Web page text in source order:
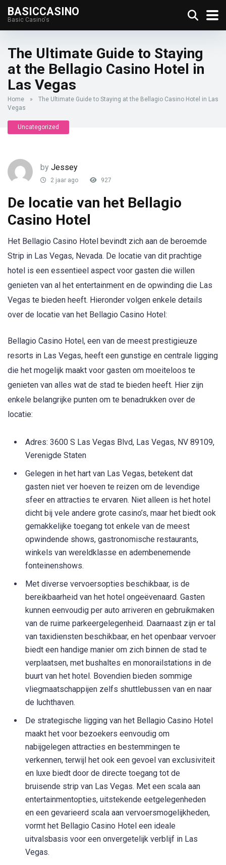
BASICCASINO
Basic Casino's
The Ultimate Guide to Staying
at the Bellagio Casino Hotel in
Las Vegas
Home »
The Ultimate Guide to Staying at the Bellagio Casino Hotel in Las
Vegas
Uncategorized
by Jessey
2 jaar ago 927
De locatie van het Bellagio
Casino Hotel
Het Bellagio Casino Hotel bevindt zich aan de beroemde
Strip in Las Vegas, Nevada. De locatie van dit prachtige
hotel is een essentieel aspect voor gasten die willen
genieten van al het entertainment en de opwinding die Las
Vegas te bieden heeft. Hieronder volgen enkele details
over de locatie van het Bellagio Casino Hotel:
Bellagio Casino Hotel, een van de meest prestigieuze
resorts in Las Vegas, heeft een gunstige en centrale ligging
die het mogelijk maakt voor gasten om moeiteloos te
genieten van alles wat de stad te bieden heeft. Hier zijn
enkele belangrijke punten om te benadrukken over de
locatie:
Adres: 3600 S Las Vegas Blvd, Las Vegas, NV 89109,
Verenigde Staten
Gelegen in het hart van Las Vegas, betekent dat
gasten niet ver hoeven te reizen om de levendige
sfeer en attracties te ervaren. Niet alleen is het hotel
dicht bij vele andere grote casino’s, maar het biedt ook
gemakkelijke toegang tot enkele van de meest
opwindende shows, gastronomische restaurants,
winkels van wereldklasse en adembenemende
fonteinenshows.
Met diverse vervoersopties beschikbaar, is de
bereikbaarheid van het hotel ongeëvenaard. Gasten
kunnen eenvoudig per auto arriveren en gebruikmaken
van de ruime parkeergelegenheid. Daarnaast zijn er tal
van taxidiensten beschikbaar, en het openbaar vervoer
biedt een handige manier om zich binnen de stad te
verplaatsen, met bushaltes en monorailstations in de
buurt van het hotel. Bovendien bieden sommige
vliegmaatschappijen zelfs shuttlebussen van en naar
de luchthaven.
De strategische ligging van het Bellagio Casino Hotel
maakt het voor bezoekers eenvoudig om
nabijgelegen attracties en bestemmingen te
verkennen, terwijl het ook een gevoel van exclusiviteit
en luxe biedt door de directe toegang tot de
bruisende strip van Las Vegas. Met een scala aan
entertainmentopties, uitstekende eetgelegenheden
en een gevarieerd scala aan vervoersmogelijkheden,
vormt het Bellagio Casino Hotel een ideale
uitvalsbasis voor een onvergetelijk verblijf in Las
Vegas.